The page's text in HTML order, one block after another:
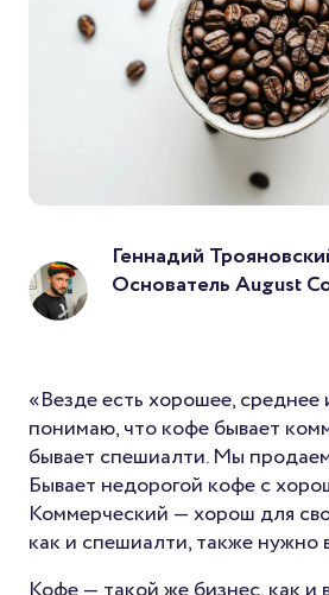
Геннадий
Основатель August
«Везде есть хорошее, среднее
понимаю, что кофе бывает
бывает спешиалти. Мы
Бывает недорогой кофе с
Коммерческий — хорош для
как и спешиалти, также нужно